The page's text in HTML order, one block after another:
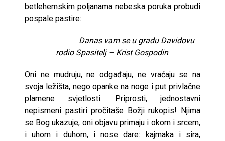
betlehemskim poljanama nebeska poruka probudi
pospale pastire:
Danas vam se u gradu Davidovu
rodio Spasitelj – Krist Gospodin.
Oni ne mudruju, ne odgađaju, ne vraćaju se na
svoja ležišta, nego opanke na noge i put privlačne
plamene svjetlosti. Priprosti, jednostavni
nepismeni pastiri pročitaše Božji rukopis! Njima
se Bog ukazuje, oni objavu primaju i okom i srcem,
i uhom i duhom, i nose dare: kajmaka i sira,